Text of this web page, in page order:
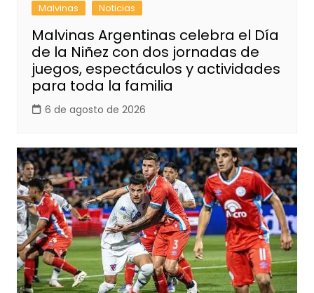
Malvinas Noticias
Malvinas Argentinas celebra el Día
de la Niñez con dos jornadas de
juegos, espectáculos y actividades
para toda la familia
6 de agosto de 2026